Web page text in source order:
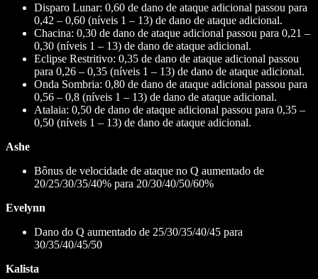
Disparo Lunar: 0,60 de dano de ataque adicional passou para
0,42 – 0,60 (níveis 1 – 13) de dano de ataque adicional.
Chacina: 0,30 de dano de ataque adicional passou para 0,21 –
0,30 (níveis 1 – 13) de dano de ataque adicional.
Eclipse Restritivo: 0,35 de dano de ataque adicional passou
para 0,26 – 0,35 (níveis 1 – 13) de dano de ataque adicional.
Onda Sombria: 0,80 de dano de ataque adicional passou para
0,56 – 0,8 (níveis 1 – 13) de dano de ataque adicional.
Atalaia: 0,50 de dano de ataque adicional passou para 0,35 –
0,50 (níveis 1 – 13) de dano de ataque adicional.
Ashe
Bônus de velocidade de ataque no Q aumentado de
20/25/30/35/40% para 20/30/40/50/60%
Evelynn
Dano do Q aumentado de 25/30/35/40/45 para
30/35/40/45/50
Kalista